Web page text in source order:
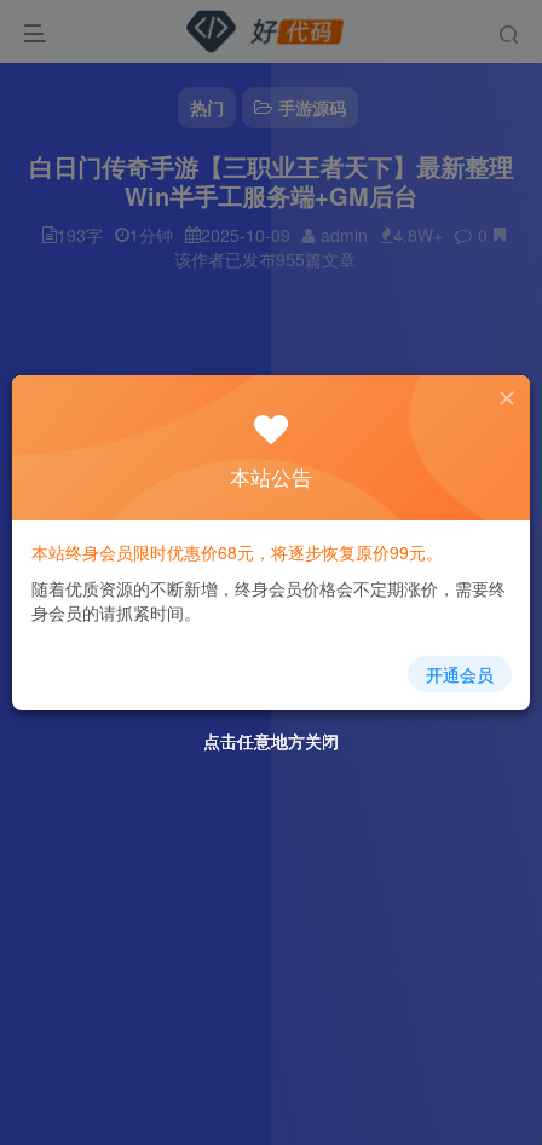
热门 手游源码
白日门传奇手游【三职业王者天下】最新整理
Win半手工服务端+GM后台
193字 1分钟 2025-10-09 admin 4.8W+
0
该作者已发布955篇文章
点击任意地方关闭
点击任意地方关闭
点击任意地方关闭
点击任意地方关闭
本站公告
本站终身会员限时优惠价68元，将逐步恢复原价99元。
随着优质资源的不断新增，终身会员价格会不定期涨价，需要终
身会员的请抓紧时间。
开通会员